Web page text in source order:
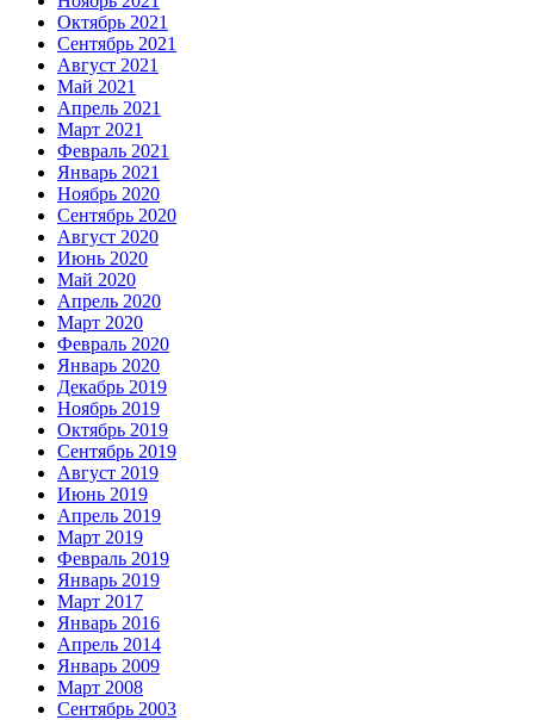
Октябрь 2021
Сентябрь 2021
Август 2021
Май 2021
Апрель 2021
Март 2021
Февраль 2021
Январь 2021
Ноябрь 2020
Сентябрь 2020
Август 2020
Июнь 2020
Май 2020
Апрель 2020
Март 2020
Февраль 2020
Январь 2020
Декабрь 2019
Ноябрь 2019
Октябрь 2019
Сентябрь 2019
Август 2019
Июнь 2019
Апрель 2019
Март 2019
Февраль 2019
Январь 2019
Март 2017
Январь 2016
Апрель 2014
Январь 2009
Март 2008
Сентябрь 2003